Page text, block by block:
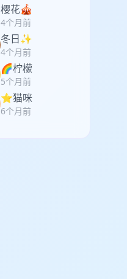
樱花🎪
4个月前
冬日✨
4个月前
🌈柠檬
5个月前
⭐猫咪
6个月前